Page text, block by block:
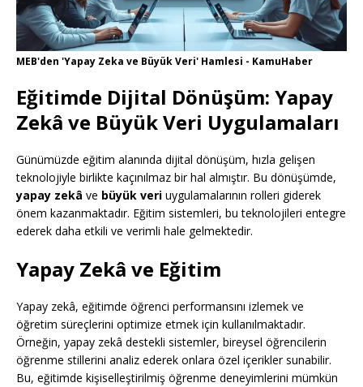
MEB'den 'Yapay Zeka ve Büyük Veri' Hamlesi - KamuHaber
Eğitimde Dijital Dönüşüm: Yapay
Zekâ ve Büyük Veri Uygulamaları
Günümüzde eğitim alanında dijital dönüşüm, hızla gelişen
teknolojiyle birlikte kaçınılmaz bir hal almıştır. Bu dönüşümde,
yapay zekâ ve büyük veri uygulamalarının rolleri giderek
önem kazanmaktadır. Eğitim sistemleri, bu teknolojileri entegre
ederek daha etkili ve verimli hale gelmektedir.
Yapay Zekâ ve Eğitim
Yapay zekâ, eğitimde öğrenci performansını izlemek ve
öğretim süreçlerini optimize etmek için kullanılmaktadır.
Örneğin, yapay zekâ destekli sistemler, bireysel öğrencilerin
öğrenme stillerini analiz ederek onlara özel içerikler sunabilir.
Bu, eğitimde kişiselleştirilmiş öğrenme deneyimlerini mümkün